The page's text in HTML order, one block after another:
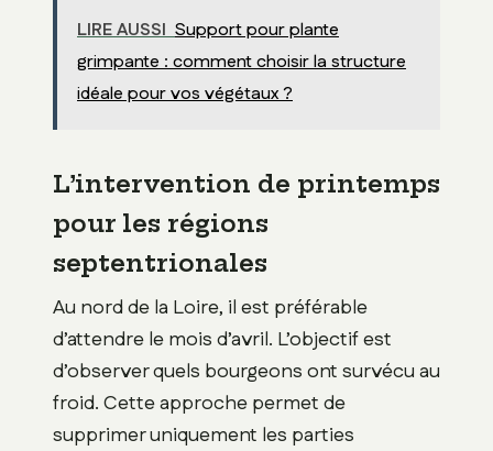
LIRE AUSSI Support pour plante
grimpante : comment choisir la structure
idéale pour vos végétaux ?
L’intervention de printemps
pour les régions
septentrionales
Au nord de la Loire, il est préférable
d’attendre le mois d’avril. L’objectif est
d’observer quels bourgeons ont survécu au
froid. Cette approche permet de
supprimer uniquement les parties